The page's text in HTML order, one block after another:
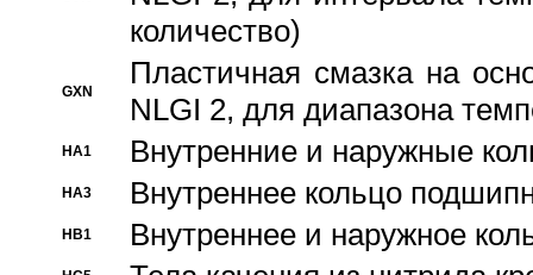
количество)
GXN
Пластичная смазка на
NLGI 2, для диапазона
HA1 Внутренние и наружные
HA3 Bнутреннее кольцо
HB1 Bнутреннее и наружное